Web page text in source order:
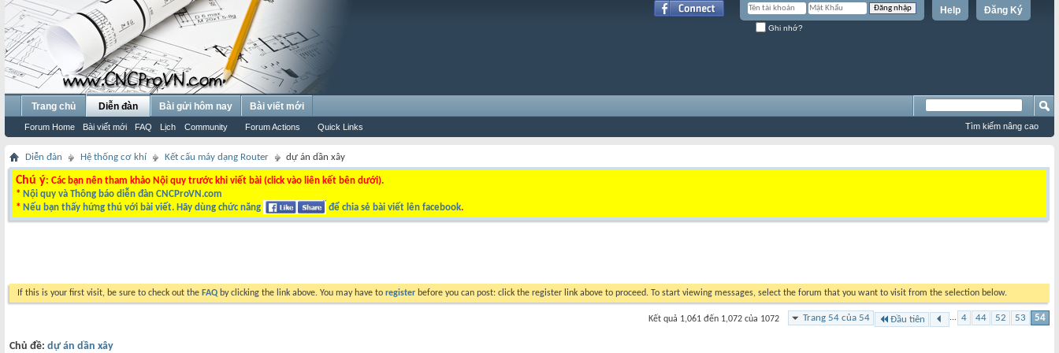
Đăng Ký
Help
Ghi nhớ?
Trang chủ Diễn đàn
Forum Home Bài viết mới FAQ Lịch Community Forum Actions Quick Links
Bài gửi hôm nay Bài viết mới
Tìm kiếm nâng cao
Diễn đàn Hệ thống cơ khí Kết cấu máy dạng Router dự án dần xây
Chú ý: Các bạn nên tham khảo Nội quy trước khi viết bài (click vào liên kết bên dưới).
* Nội quy và Thông báo diễn đàn CNCProVN.com
* Nếu bạn thấy hứng thú với bài viết. Hãy dùng chức năng để chia sẻ bài viết lên facebook.
If this is your first visit, be sure to check out the FAQ by clicking the link above. You may have to register before you can post: click the register link above to proceed. To start viewing messages, select the forum that you want to visit from the selection below.
Trang 54 của 54 Đầu tiên ... 4 44 52 53 54
Kết quả 1,061 đến 1,072 của 1072
Chủ đề: dự án dần xây